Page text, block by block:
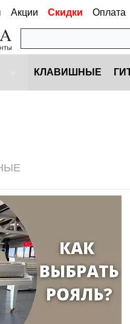
Акции Скидки Оплата
КЛАВИШНЫЕ